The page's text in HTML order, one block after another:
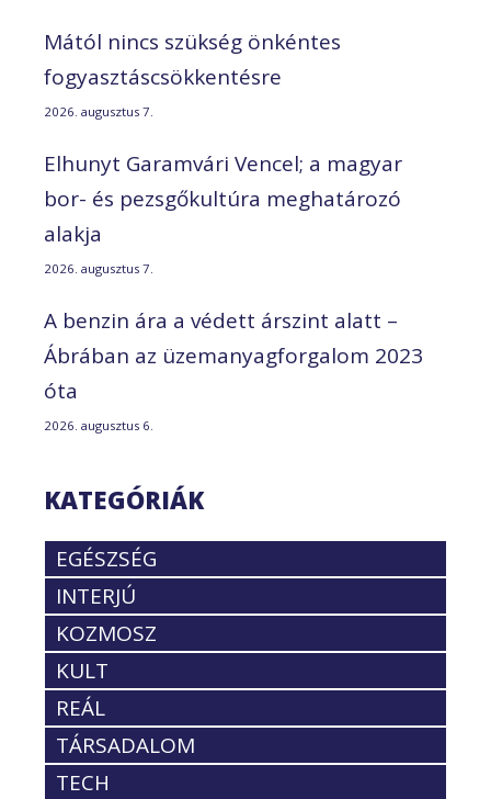
Mától nincs szükség önkéntes
fogyasztáscsökkentésre
2026. augusztus 7.
Elhunyt Garamvári Vencel; a magyar
bor- és pezsgőkultúra meghatározó
alakja
2026. augusztus 7.
A benzin ára a védett árszint alatt –
Ábrában az üzemanyagforgalom 2023
óta
2026. augusztus 6.
KATEGÓRIÁK
EGÉSZSÉG
INTERJÚ
KOZMOSZ
KULT
REÁL
TÁRSADALOM
TECH